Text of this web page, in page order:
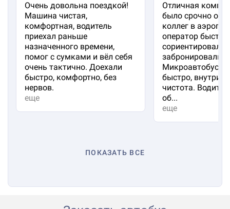
Очень довольна поездкой!
Машина чистая,
комфортная, водитель
приехал раньше
назначенного времени,
помог с сумками и вёл себя
очень тактично. Доехали
быстро, комфортно, без
нервов.
еще
Отличная
было срочно
коллег в
оператор быстро
сориентировал и
забронировали
Микроавтобус
быстро, внутри
чистота.
об...
еще
ПОКАЗАТЬ ВСЕ